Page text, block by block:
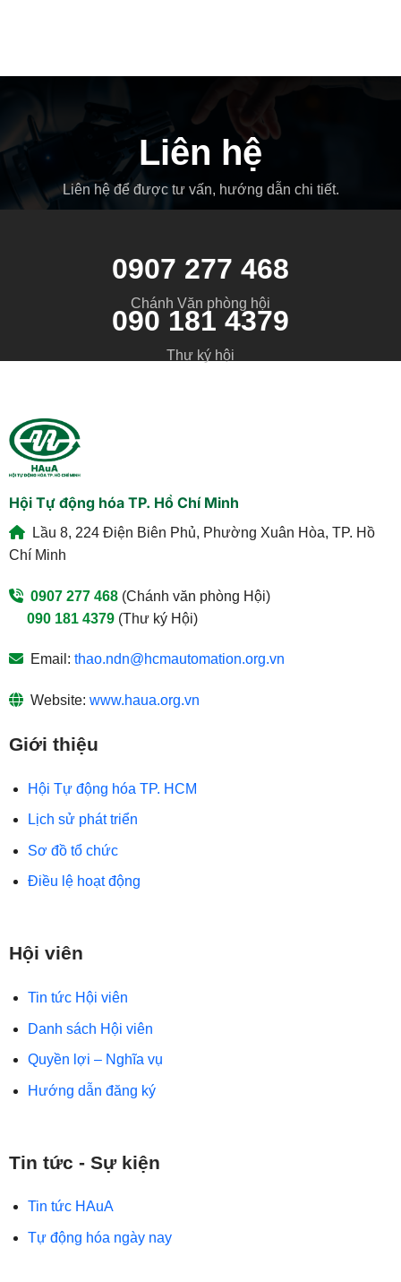
Liên hệ
Liên hệ để được tư vấn, hướng dẫn chi tiết.
0907 277 468
Chánh Văn phòng hội
090 181 4379
Thư ký hội
Hội Tự động hóa TP. Hồ Chí Minh
Lầu 8, 224 Điện Biên Phủ, Phường Xuân Hòa, TP. Hồ
Chí Minh
0907 277 468 (Chánh văn phòng Hội)
090 181 4379(Thư ký Hội)
Email: thao.ndn@hcmautomation.org.vn
Website: www.haua.org.vn
Giới thiệu
Hội Tự động hóa TP. HCM
Lịch sử phát triển
Sơ đồ tổ chức
Điều lệ hoạt động
Hội viên
Tin tức Hội viên
Danh sách Hội viên
Quyền lợi – Nghĩa vụ
Hướng dẫn đăng ký
Tin tức - Sự kiện
Tin tức HAuA
Tự động hóa ngày nay